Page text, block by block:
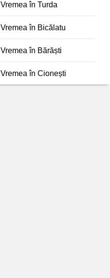
Vremea în Turda
Vremea în Bicălatu
Vremea în Bărăști
Vremea în Cionești